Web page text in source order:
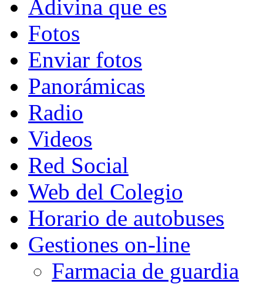
Adivina que es
Fotos
Enviar fotos
Panorámicas
Radio
Videos
Red Social
Web del Colegio
Horario de autobuses
Gestiones on-line
Farmacia de guardia